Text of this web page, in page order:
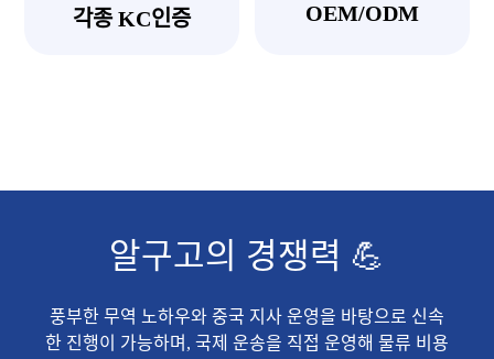
각종 KC인증 OEM/ODM
알구고의 경쟁력 💪
풍부한 무역 노하우와 중국 지사 운영을 바탕으로 신속
한 진행이 가능하며, 국제 운송을 직접 운영해 물류 비용